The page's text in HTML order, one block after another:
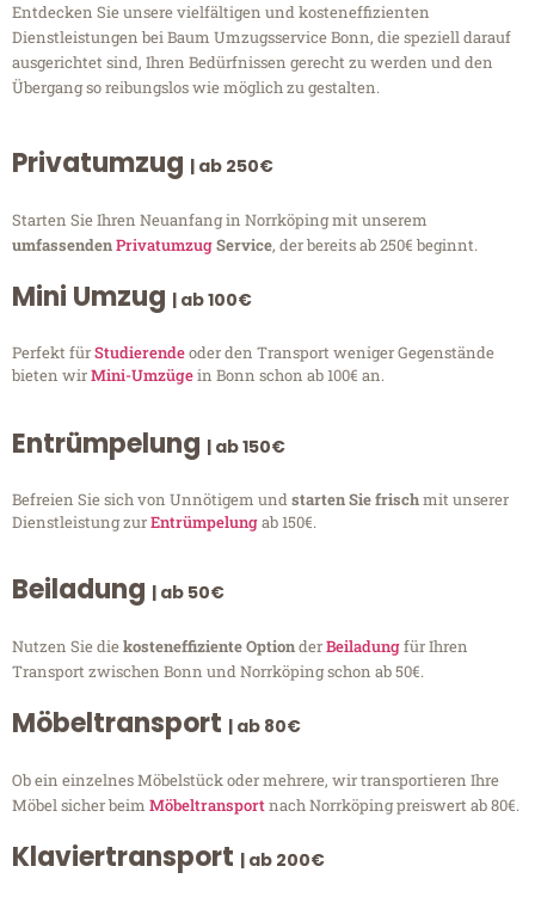
Entdecken Sie unsere vielfältigen und kosteneffizienten
Dienstleistungen bei Baum Umzugsservice Bonn, die speziell darauf
ausgerichtet sind, Ihren Bedürfnissen gerecht zu werden und den
Übergang so reibungslos wie möglich zu gestalten.
Privatumzug | ab 250€
Starten Sie Ihren Neuanfang in Norrköping mit unserem
umfassendenPrivatumzugService, der bereits ab 250€ beginnt.
Mini Umzug | ab 100€
Perfekt fürStudierendeoder den Transport weniger Gegenstände
bieten wirMini-Umzügein Bonn schon ab 100€ an.
Entrümpelung | ab 150€
Befreien Sie sich von Unnötigem undstarten Sie frischmit unserer
Dienstleistung zurEntrümpelungab 150€.
Beiladung | ab 50€
Nutzen Sie diekosteneffiziente OptionderBeiladungfür Ihren
Transport zwischen Bonn und Norrköping schon ab 50€.
Möbeltransport | ab 80€
Ob ein einzelnes Möbelstück oder mehrere, wir transportieren Ihre
Möbel sicher beim Möbeltransportnach Norrköping preiswert ab 80€.
Klaviertransport | ab 200€